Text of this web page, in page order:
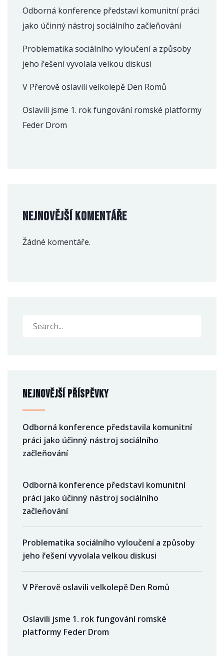
Odborná konference představí komunitní práci
jako účinný nástroj sociálního začleňování
Problematika sociálního vyloučení a způsoby
jeho řešení vyvolala velkou diskusi
V Přerově oslavili velkolepě Den Romů
Oslavili jsme 1. rok fungování romské platformy
Feder Drom
Nejnovější komentáře
Žádné komentáře.
Nejnovější příspěvky
Odborná konference představila komunitní
práci jako účinný nástroj sociálního
začleňování
Odborná konference představí komunitní
práci jako účinný nástroj sociálního
začleňování
Problematika sociálního vyloučení a způsoby
jeho řešení vyvolala velkou diskusi
V Přerově oslavili velkolepě Den Romů
Oslavili jsme 1. rok fungování romské
platformy Feder Drom